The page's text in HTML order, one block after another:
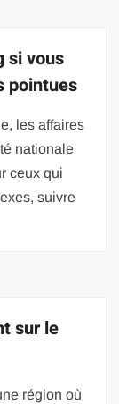
si vous
pointues
les affaires
nationale
ceux qui
suivre
sur le
région où